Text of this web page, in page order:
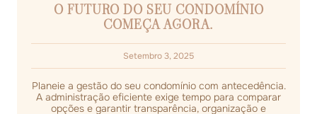
O FUTURO DO SEU CONDOMÍNIO
COMEÇA AGORA.
Setembro 3, 2025
Planeie a gestão do seu condomínio com antecedência.
A administração eficiente exige tempo para comparar
opções e garantir transparência, organização e